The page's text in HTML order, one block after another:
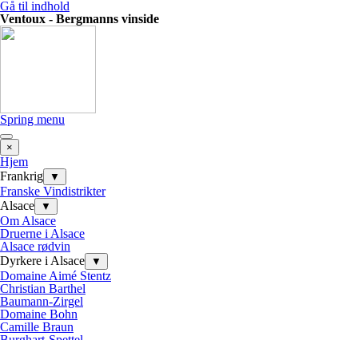
Gå til indhold
Ventoux - Bergmanns vinside
Spring menu
×
Hjem
Frankrig
▼
Franske Vindistrikter
Alsace
▼
Om Alsace
Druerne i Alsace
Alsace rødvin
Dyrkere i Alsace
▼
Domaine Aimé Stentz
Christian Barthel
Baumann-Zirgel
Domaine Bohn
Camille Braun